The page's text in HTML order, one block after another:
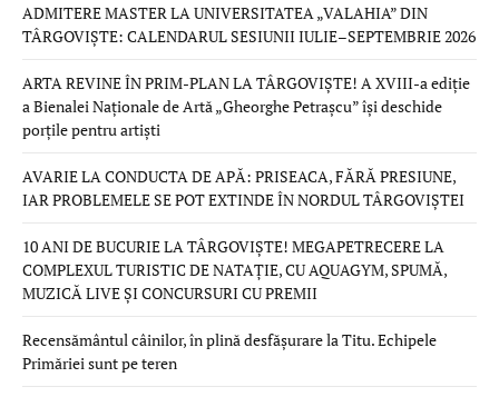
ADMITERE MASTER LA UNIVERSITATEA „VALAHIA” DIN
TÂRGOVIȘTE: CALENDARUL SESIUNII IULIE–SEPTEMBRIE 2026
ARTA REVINE ÎN PRIM-PLAN LA TÂRGOVIȘTE! A XVIII-a ediție
a Bienalei Naționale de Artă „Gheorghe Petrașcu” își deschide
porțile pentru artiști
AVARIE LA CONDUCTA DE APĂ: PRISEACA, FĂRĂ PRESIUNE,
IAR PROBLEMELE SE POT EXTINDE ÎN NORDUL TÂRGOVIȘTEI
10 ANI DE BUCURIE LA TÂRGOVIȘTE! MEGAPETRECERE LA
COMPLEXUL TURISTIC DE NATAȚIE, CU AQUAGYM, SPUMĂ,
MUZICĂ LIVE ȘI CONCURSURI CU PREMII
Recensământul câinilor, în plină desfășurare la Titu. Echipele
Primăriei sunt pe teren